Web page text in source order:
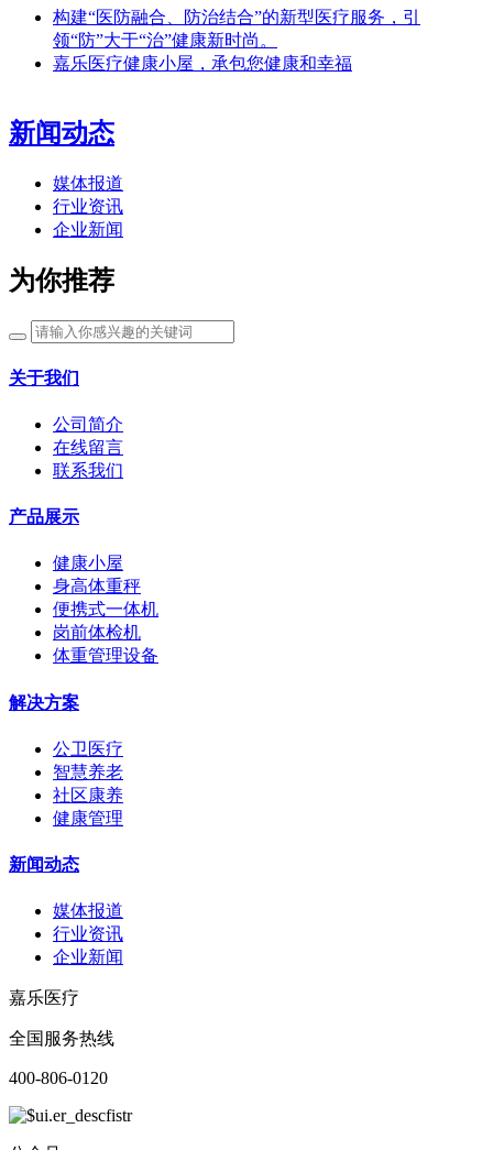
构建“医防融合、防治结合”的新型医疗服务，引
领“防”大于“治”健康新时尚。
嘉乐医疗健康小屋，承包您健康和幸福
新闻动态
媒体报道
行业资讯
企业新闻
为你推荐
关于我们
公司简介
在线留言
联系我们
产品展示
健康小屋
身高体重秤
便携式一体机
岗前体检机
体重管理设备
解决方案
公卫医疗
智慧养老
社区康养
健康管理
新闻动态
媒体报道
行业资讯
企业新闻
嘉乐医疗
全国服务热线
400-806-0120